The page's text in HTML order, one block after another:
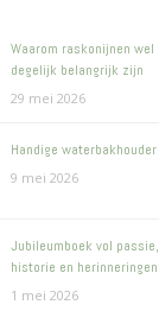
Waarom raskonijnen wel
degelijk belangrijk zijn
29 mei 2026
Handige waterbakhouder
9 mei 2026
Jubileumboek vol passie,
historie en herinneringen
1 mei 2026